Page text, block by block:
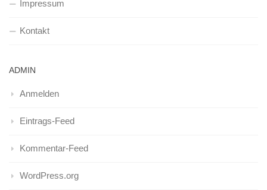
Impressum
Kontakt
ADMIN
Anmelden
Eintrags-Feed
Kommentar-Feed
WordPress.org